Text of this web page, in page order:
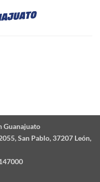
Guanajuato
San Pablo, 37207 León,